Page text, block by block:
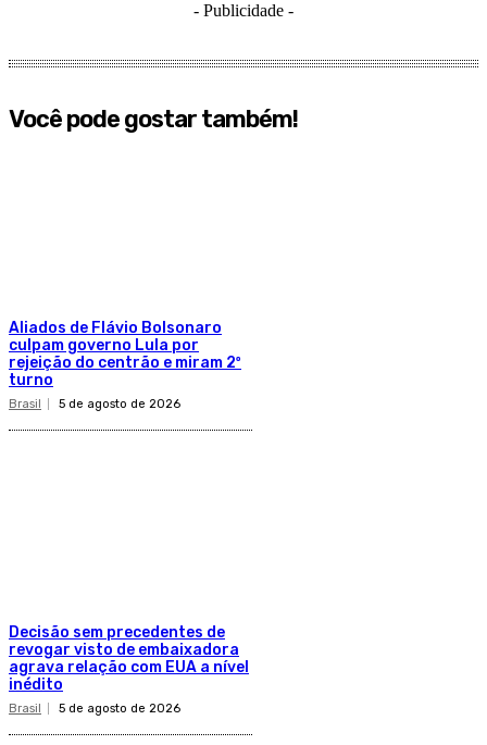
- Publicidade -
Você pode gostar também!
Aliados de Flávio Bolsonaro
culpam governo Lula por
rejeição do centrão e miram 2º
turno
Brasil 5 de agosto de 2026
Decisão sem precedentes de
revogar visto de embaixadora
agrava relação com EUA a nível
inédito
Brasil 5 de agosto de 2026